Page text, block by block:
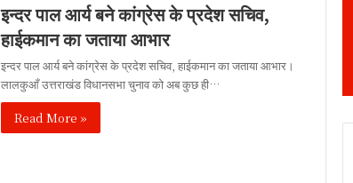
इन्दर पाल आर्य बने कांग्रेस के प्रदेश सचिव,
हाईकमान का जताया आभार
इन्दर पाल आर्य बने कांग्रेस के प्रदेश सचिव, हाईकमान का जताया आभार।
लालकुआँ उत्तराखंड विधानसभा चुनाव को अब कुछ ही…
Read More »